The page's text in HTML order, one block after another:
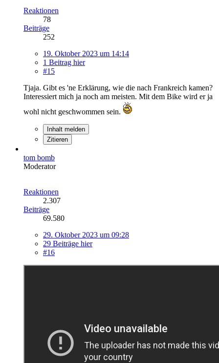
Reaktionen
78
Beiträge
252
19. Oktober 2023 um 14:14
1 Beitrag hier
#15
Tjaja. Gibt es 'ne Erklärung, wie die nach Frankreich kamen?
Interessiert mich ja noch am meisten. Mit dem Bike wird er ja
wohl nicht geschwommen sein.
Inhalt melden
Zitieren
tom bomb
Moderator
Reaktionen
2.307
Beiträge
69.580
29. Oktober 2023 um 09:28
29 Beiträge hier
#16